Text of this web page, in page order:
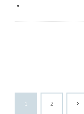
1 2